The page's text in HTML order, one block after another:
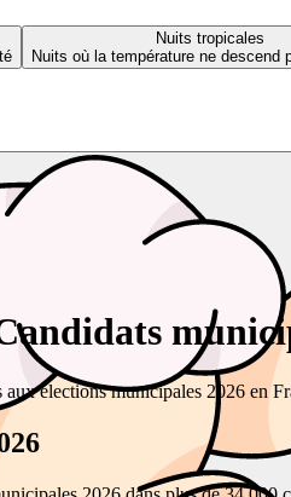
Nuits tropicales
Nuits où la température ne descend
élections municipales 2026 en